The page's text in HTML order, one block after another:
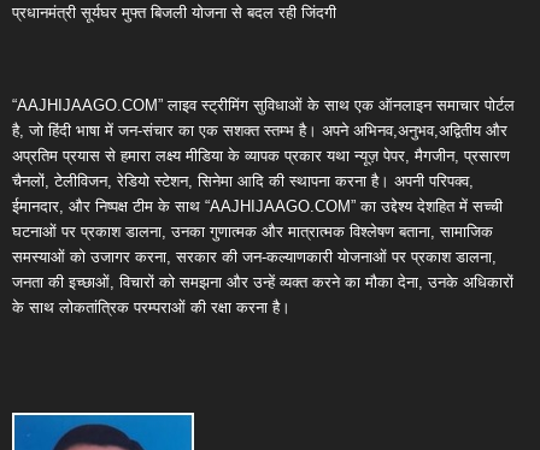
प्रधानमंत्री सूर्यघर मुफ्त बिजली योजना से बदल रही जिंदगी
“AAJHIJAAGO.COM” लाइव स्ट्रीमिंग सुविधाओं के साथ एक ऑनलाइन समाचार पोर्टल
है, जो हिंदी भाषा में जन-संचार का एक सशक्त स्तम्भ है। अपने अभिनव,अनुभव,अद्वितीय और
अप्रतिम प्रयास से हमारा लक्ष्य मीडिया के व्यापक प्रकार यथा न्यूज़ पेपर, मैगजीन, प्रसारण
चैनलों, टेलीविजन, रेडियो स्टेशन, सिनेमा आदि की स्थापना करना है। अपनी परिपक्व,
ईमानदार, और निष्पक्ष टीम के साथ “AAJHIJAAGO.COM” का उद्देश्य देशहित में सच्ची
घटनाओं पर प्रकाश डालना, उनका गुणात्मक और मात्रात्मक विश्लेषण बताना, सामाजिक
समस्याओं को उजागर करना, सरकार की जन-कल्याणकारी योजनाओं पर प्रकाश डालना,
जनता की इच्छाओं, विचारों को समझना और उन्हें व्यक्त करने का मौका देना, उनके अधिकारों
के साथ लोकतांत्रिक परम्पराओं की रक्षा करना है।